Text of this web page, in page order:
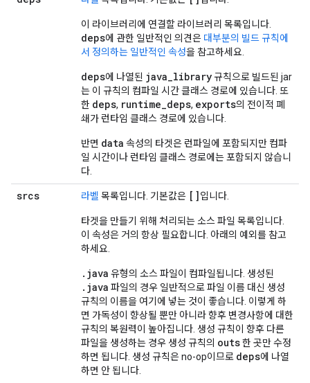
이 라이브러리에 연결할 라이브러리 목록입니다.
deps에 관한 일반적인 의견은 대부분의 빌드 규칙에
서 정의하는 일반적인 속성을 참고하세요.
deps에 나열된 java_library 규칙으로 빌드된 jar
는 이 규칙의 컴파일 시간 클래스 경로에 있습니다. 또
한 deps, runtime_deps, exports의 전이적 폐
쇄가 런타임 클래스 경로에 있습니다.
반면 data 속성의 타겟은 런파일에 포함되지만 컴파
일 시간이나 런타임 클래스 경로에는 포함되지 않습니
다.
srcs 라벨 목록입니다. 기본값은 []입니다.
타겟을 만들기 위해 처리되는 소스 파일 목록입니다.
이 속성은 거의 항상 필요합니다. 아래의 예외를 참고
하세요.
.java 유형의 소스 파일이 컴파일됩니다. 생성된
.java 파일의 경우 일반적으로 파일 이름 대신 생성
규칙의 이름을 여기에 넣는 것이 좋습니다. 이렇게 하
면 가독성이 향상될 뿐만 아니라 향후 변경사항에 대한
규칙의 복원력이 높아집니다. 생성 규칙이 향후 다른
파일을 생성하는 경우 생성 규칙의 outs한 곳만 수정
하면 됩니다. 생성 규칙은 no-op이므로 deps에 나열
하면 안 됩니다.